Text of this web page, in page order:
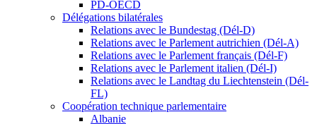
PD-OECD
Délégations bilatérales
Relations avec le Bundestag (Dél-D)
Relations avec le Parlement autrichien (Dél-A)
Relations avec le Parlement français (Dél-F)
Relations avec le Parlement italien (Dél-I)
Relations avec le Landtag du Liechtenstein (Dél-
FL)
Coopération technique parlementaire
Albanie